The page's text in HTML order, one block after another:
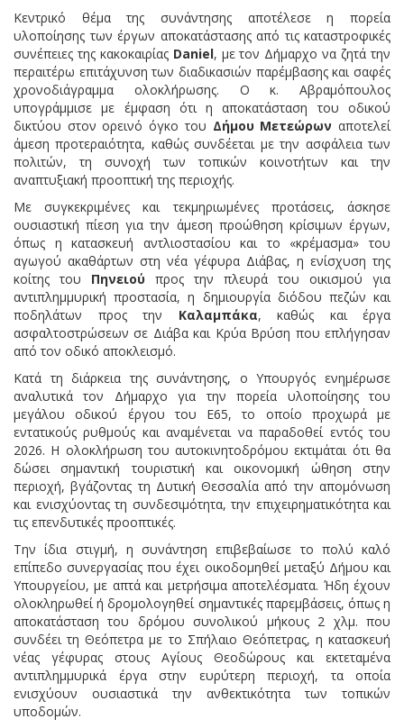
Κεντρικό θέμα της συνάντησης αποτέλεσε η πορεία
υλοποίησης των έργων αποκατάστασης από τις καταστροφικές
συνέπειες της κακοκαιρίας Daniel, με τον Δήμαρχο να ζητά την
περαιτέρω επιτάχυνση των διαδικασιών παρέμβασης και σαφές
χρονοδιάγραμμα ολοκλήρωσης. Ο κ. Αβραμόπουλος
υπογράμμισε με έμφαση ότι η αποκατάσταση του οδικού
δικτύου στον ορεινό όγκο του Δήμου Μετεώρων αποτελεί
άμεση προτεραιότητα, καθώς συνδέεται με την ασφάλεια των
πολιτών, τη συνοχή των τοπικών κοινοτήτων και την
αναπτυξιακή προοπτική της περιοχής.
Με συγκεκριμένες και τεκμηριωμένες προτάσεις, άσκησε
ουσιαστική πίεση για την άμεση προώθηση κρίσιμων έργων,
όπως η κατασκευή αντλιοστασίου και το «κρέμασμα» του
αγωγού ακαθάρτων στη νέα γέφυρα Διάβας, η ενίσχυση της
κοίτης του Πηνειού προς την πλευρά του οικισμού για
αντιπλημμυρική προστασία, η δημιουργία διόδου πεζών και
ποδηλάτων προς την Καλαμπάκα, καθώς και έργα
ασφαλτοστρώσεων σε Διάβα και Κρύα Βρύση που επλήγησαν
από τον οδικό αποκλεισμό.
Κατά τη διάρκεια της συνάντησης, ο Υπουργός ενημέρωσε
αναλυτικά τον Δήμαρχο για την πορεία υλοποίησης του
μεγάλου οδικού έργου του Ε65, το οποίο προχωρά με
εντατικούς ρυθμούς και αναμένεται να παραδοθεί εντός του
2026. Η ολοκλήρωση του αυτοκινητοδρόμου εκτιμάται ότι θα
δώσει σημαντική τουριστική και οικονομική ώθηση στην
περιοχή, βγάζοντας τη Δυτική Θεσσαλία από την απομόνωση
και ενισχύοντας τη συνδεσιμότητα, την επιχειρηματικότητα και
τις επενδυτικές προοπτικές.
Την ίδια στιγμή, η συνάντηση επιβεβαίωσε το πολύ καλό
επίπεδο συνεργασίας που έχει οικοδομηθεί μεταξύ Δήμου και
Υπουργείου, με απτά και μετρήσιμα αποτελέσματα. Ήδη έχουν
ολοκληρωθεί ή δρομολογηθεί σημαντικές παρεμβάσεις, όπως η
αποκατάσταση του δρόμου συνολικού μήκους 2 χλμ. που
συνδέει τη Θεόπετρα με το Σπήλαιο Θεόπετρας, η κατασκευή
νέας γέφυρας στους Αγίους Θεοδώρους και εκτεταμένα
αντιπλημμυρικά έργα στην ευρύτερη περιοχή, τα οποία
ενισχύουν ουσιαστικά την ανθεκτικότητα των τοπικών
υποδομών.